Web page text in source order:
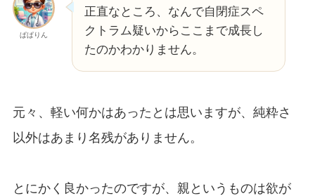
ぱぱりん
正直なところ、なんで自閉症スペ
クトラム疑いからここまで成長し
たのかわかりません。
元々、軽い何かはあったとは思いますが、純粋さ
以外はあまり名残がありません。
とにかく良かったのですが、親というものは欲が